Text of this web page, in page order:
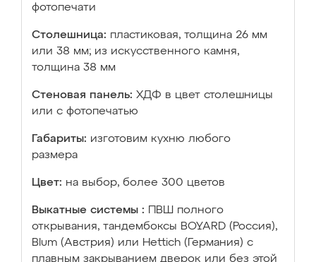
фотопечати
Столешница: пластиковая, толщина 26 мм
или 38 мм; из искусственного камня,
толщина 38 мм
Стеновая панель: ХДФ в цвет столешницы
или с фотопечатью
Габариты: изготовим кухню любого
размера
Цвет: на выбор, более 300 цветов
Выкатные системы :
ПВШ полного
открывания, тандембоксы BOYARD (Россия),
Blum (Австрия) или Hettich (Германия) с
плавным закрыванием дверок или без этой